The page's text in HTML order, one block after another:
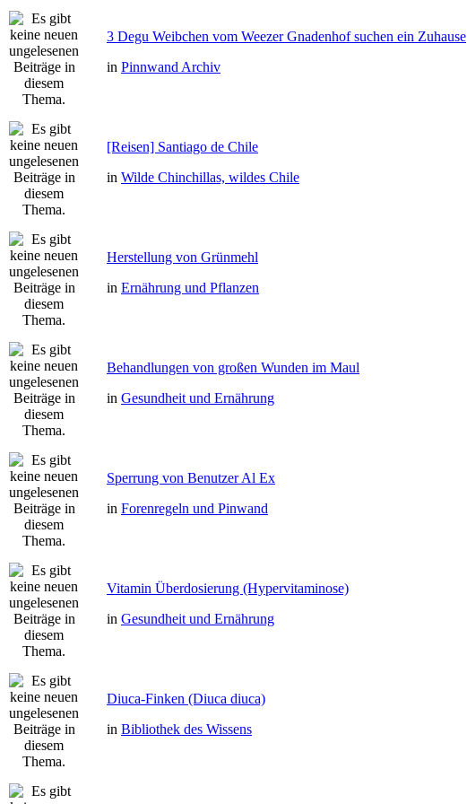
3 Degu Weibchen vom Weezer Gnadenhof suchen ein Zuhause
in Pinnwand Archiv
[Reisen] Santiago de Chile
in Wilde Chinchillas, wildes Chile
Herstellung von Grünmehl
in Ernährung und Pflanzen
Behandlungen von großen Wunden im Maul
in Gesundheit und Ernährung
Sperrung von Benutzer Al Ex
in Forenregeln und Pinwand
Vitamin Überdosierung (Hypervitaminose)
in Gesundheit und Ernährung
Diuca-Finken (Diuca diuca)
in Bibliothek des Wissens